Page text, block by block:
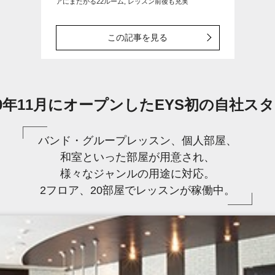
この記事を見る
年11月にオープンしたEYS初の自社ス
バンド・グループレッスン、個人部屋、
和室といった部屋が用意され、
様々なジャンルの用途に対応。
2フロア、20部屋でレッスンが稼働中。